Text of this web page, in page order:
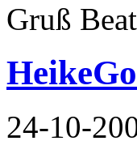
Gruß
24-10-